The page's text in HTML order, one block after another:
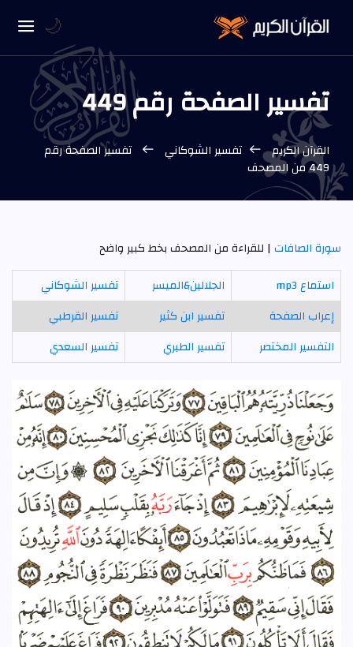
تفسير الصفحة رقم 449
القرآن الكريم تفسير الشوكاني
تفسير الصفحة رقم
449 من المصحف
سورة الصافات| للقراءة من المصحف بخط كبير واضح
استماع mp3
الجلالين&الميسر
تفسير الشوكاني
إعراب الصفحة
تفسير ابن كثير
تفسير القرطبي
التفسير المختصر
تفسير الطبري تفسير السعدي
🌙